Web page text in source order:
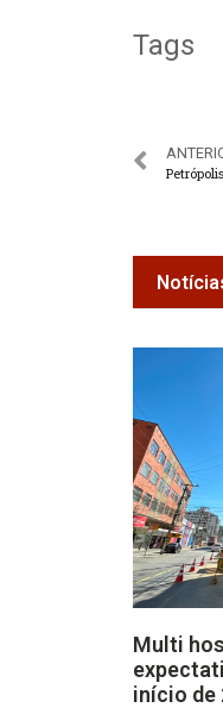
Tags
Multi
início de